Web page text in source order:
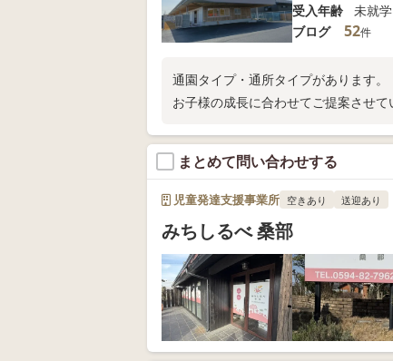
受入年齢
未就学
ブログ
52件
通園タイプ・通所タイプがあります。
お子様の成長に合わせてご提案させ
まとめて問い合わせする
児童発達支援事業所 空きあり 送迎あり
みちしるべ 桑部